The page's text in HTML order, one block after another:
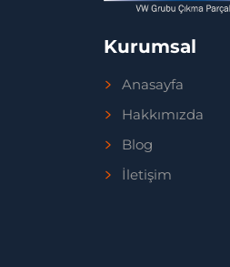
Kurumsal
Anasayfa
Hakkımızda
Blog
İletişim